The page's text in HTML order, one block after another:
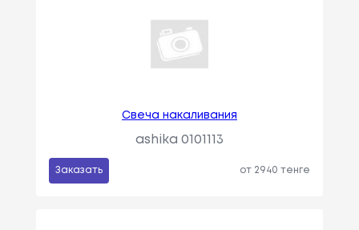
Свеча накаливания
ashika 0101113
Заказать от 2940 тенге